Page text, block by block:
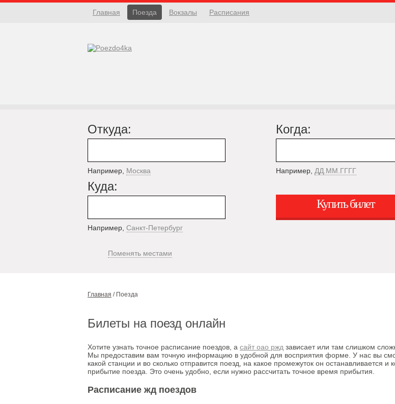
Главная Поезда Вокзалы Расписания
Откуда:
Например, Москва
Куда:
Например, Санкт-Петербург
Поменять местами
Когда:
Например, ДД.ММ.ГГГГ
Купить билет
Главная / Поезда
Билеты на поезд онлайн
Хотите узнать точное расписание поездов, а сайт оао ржд зависает или там слишком
Мы предоставим вам точную информацию в удобной для восприятия форме. У нас вы
какой станции и во сколько отправится поезд, на какое промежуток он останавливается и
прибытие поезда. Это очень удобно, если нужно рассчитать точное время прибытия.
Расписание жд поездов